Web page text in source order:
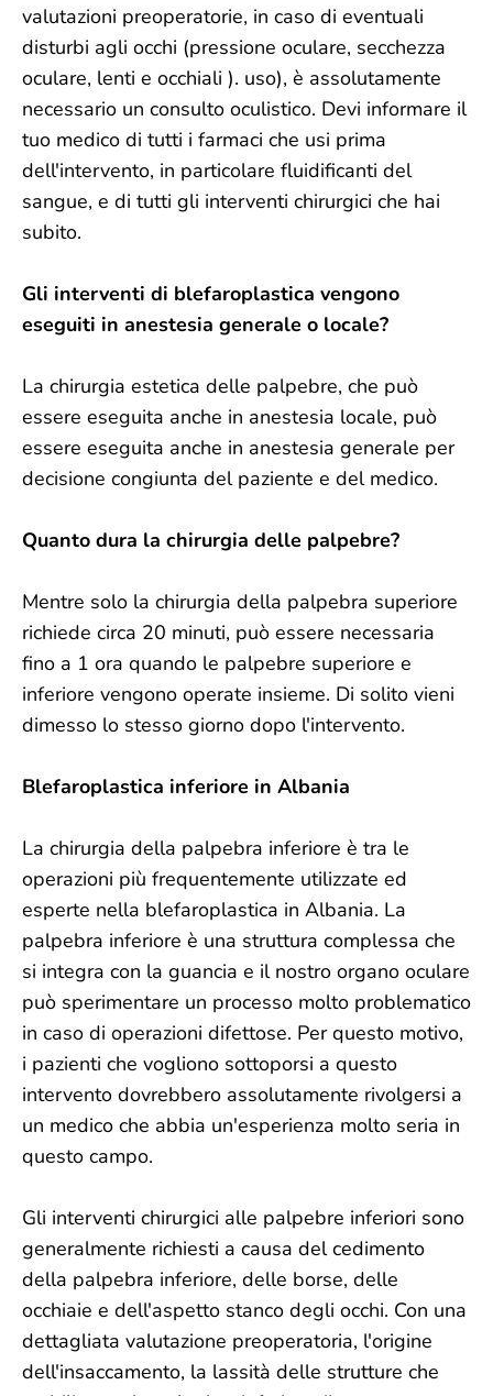
valutazioni preoperatorie, in caso di eventuali
disturbi agli occhi (pressione oculare, secchezza
oculare, lenti e occhiali ). uso), è assolutamente
necessario un consulto oculistico. Devi informare il
tuo medico di tutti i farmaci che usi prima
dell'intervento, in particolare fluidificanti del
sangue, e di tutti gli interventi chirurgici che hai
subito.
Gli interventi di blefaroplastica vengono
eseguiti in anestesia generale o locale?
La chirurgia estetica delle palpebre, che può
essere eseguita anche in anestesia locale, può
essere eseguita anche in anestesia generale per
decisione congiunta del paziente e del medico.
Quanto dura la chirurgia delle palpebre?
Mentre solo la chirurgia della palpebra superiore
richiede circa 20 minuti, può essere necessaria
fino a 1 ora quando le palpebre superiore e
inferiore vengono operate insieme. Di solito vieni
dimesso lo stesso giorno dopo l'intervento.
Blefaroplastica inferiore in Albania
La chirurgia della palpebra inferiore è tra le
operazioni più frequentemente utilizzate ed
esperte nella blefaroplastica in Albania. La
palpebra inferiore è una struttura complessa che
si integra con la guancia e il nostro organo oculare
può sperimentare un processo molto problematico
in caso di operazioni difettose. Per questo motivo,
i pazienti che vogliono sottoporsi a questo
intervento dovrebbero assolutamente rivolgersi a
un medico che abbia un'esperienza molto seria in
questo campo.
Gli interventi chirurgici alle palpebre inferiori sono
generalmente richiesti a causa del cedimento
della palpebra inferiore, delle borse, delle
occhiaie e dell'aspetto stanco degli occhi. Con una
dettagliata valutazione preoperatoria, l'origine
dell'insaccamento, la lassità delle strutture che